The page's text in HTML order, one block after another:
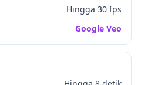
Hingga 30 fps
Google Veo